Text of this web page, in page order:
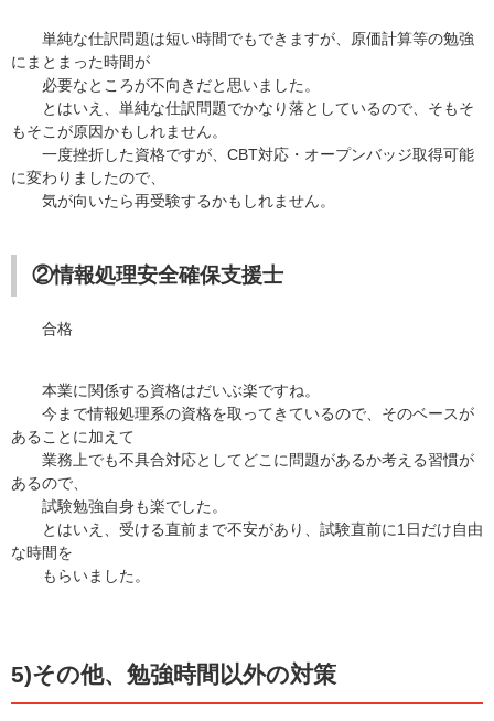
単純な仕訳問題は短い時間でもできますが、原価計算等の勉強
にまとまった時間が
必要なところが不向きだと思いました。
とはいえ、単純な仕訳問題でかなり落としているので、そもそ
もそこが原因かもしれません。
一度挫折した資格ですが、CBT対応・オープンバッジ取得可能
に変わりましたので、
気が向いたら再受験するかもしれません。
②情報処理安全確保支援士
合格
本業に関係する資格はだいぶ楽ですね。
今まで情報処理系の資格を取ってきているので、そのベースが
あることに加えて
業務上でも不具合対応としてどこに問題があるか考える習慣が
あるので、
試験勉強自身も楽でした。
とはいえ、受ける直前まで不安があり、試験直前に1日だけ自由
な時間を
もらいました。
5)その他、勉強時間以外の対策